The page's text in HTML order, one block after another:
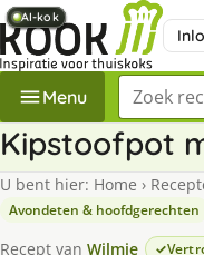
Menu Zoek een
Kipstoofpot
U bent hier: Home ›
Avondeten & hoofdgerechten
Recept van Wilmie
AI-kok
AI-kok
AI-kok
AI-kok
AI-kok
AI-kok
AI-kok
AI-kok